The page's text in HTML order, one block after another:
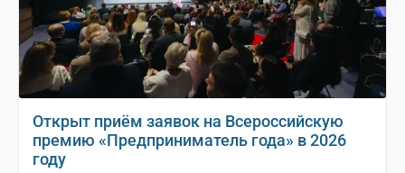
Открыт приём заявок на Всероссийскую
премию «Предприниматель года» в 2026
году